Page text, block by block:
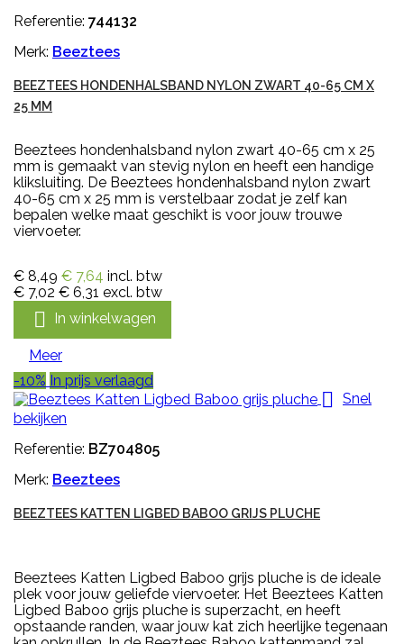
Referentie: 744132
Merk: Beeztees
BEEZTEES HONDENHALSBAND NYLON ZWART 40-65 CM X
25 MM
Beeztees hondenhalsband nylon zwart 40-65 cm x 25
mm is gemaakt van stevig nylon en heeft een handige
kliksluiting. De Beeztees hondenhalsband nylon zwart
40-65 cm x 25 mm is verstelbaar zodat je zelf kan
bepalen welke maat geschikt is voor jouw trouwe
viervoeter.
€ 8,49 € 7,64 incl. btw
€ 7,02 € 6,31 excl. btw
 In winkelwagen
Meer
-10% In prijs verlaagd
 Snel
bekijken
Referentie: BZ704805
Merk: Beeztees
BEEZTEES KATTEN LIGBED BABOO GRIJS PLUCHE
Beeztees Katten Ligbed Baboo grijs pluche is de ideale
plek voor jouw geliefde viervoeter. Het Beeztees Katten
Ligbed Baboo grijs pluche is superzacht, en heeft
opstaande randen, waar jouw kat zich heerlijke tegenaan